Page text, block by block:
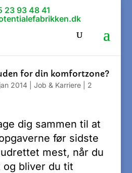
23 93 48 41
for din komfortzone?
2014| Job & Karriere| 2
dig sammen til at
før sidste
mest, når du
bliver du tit